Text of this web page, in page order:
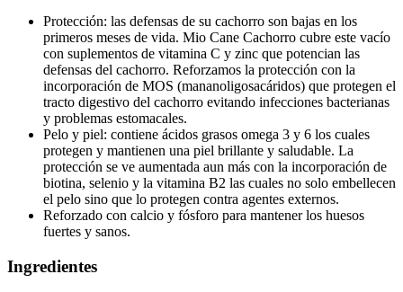
Protección: las defensas de su cachorro son bajas en los
primeros meses de vida. Mio Cane Cachorro cubre este vacío
con suplementos de vitamina C y zinc que potencian las
defensas del cachorro. Reforzamos la protección con la
incorporación de MOS (mananoligosacáridos) que protegen el
tracto digestivo del cachorro evitando infecciones bacterianas
y problemas estomacales.
Pelo y piel: contiene ácidos grasos omega 3 y 6 los cuales
protegen y mantienen una piel brillante y saludable. La
protección se ve aumentada aun más con la incorporación de
biotina, selenio y la vitamina B2 las cuales no solo embellecen
el pelo sino que lo protegen contra agentes externos.
Reforzado con calcio y fósforo para mantener los huesos
fuertes y sanos.
Ingredientes